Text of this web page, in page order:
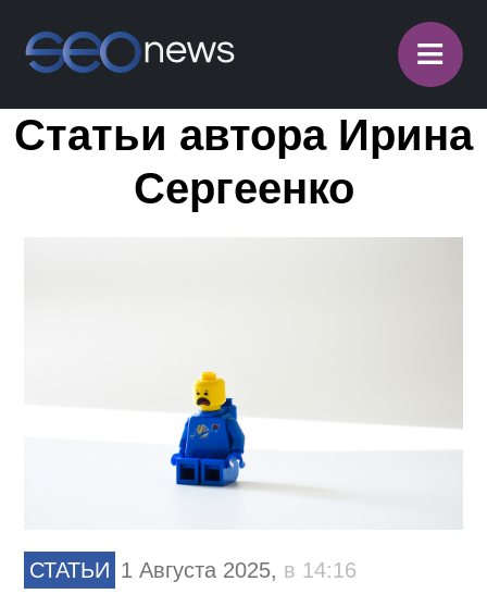
≡
Статьи автора Ирина
Сергеенко
СТАТЬИ 1 Августа 2025, в 14:16